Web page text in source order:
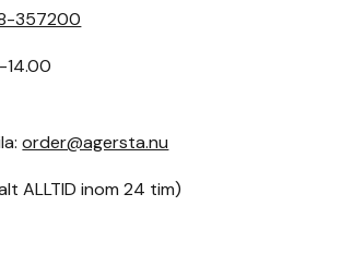
357200
14.00
order@agersta.nu
ALLTID inom 24 tim)